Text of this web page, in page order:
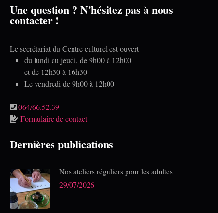
Une question ? N'hésitez pas à nous
contacter !
Le secrétariat du Centre culturel est ouvert
du lundi au jeudi, de 9h00 à 12h00
et de 12h30 à 16h30
Le vendredi de 9h00 à 12h00
064/66.52.39
Formulaire de contact
Dernières publications
Nos ateliers réguliers pour les adultes
29/07/2026